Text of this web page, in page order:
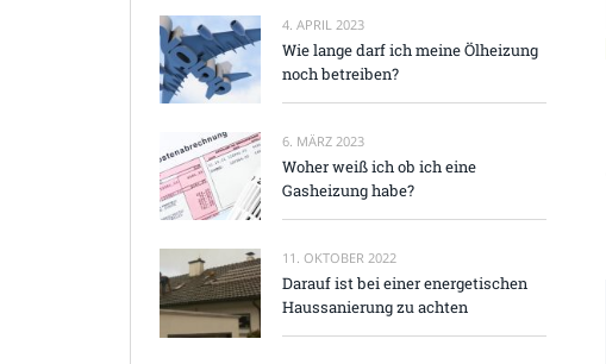
4. APRIL 2023
Wie lange darf ich meine Ölheizung
noch betreiben?
6. MÄRZ 2023
Woher weiß ich ob ich eine
Gasheizung habe?
11. OKTOBER 2022
Darauf ist bei einer energetischen
Haussanierung zu achten